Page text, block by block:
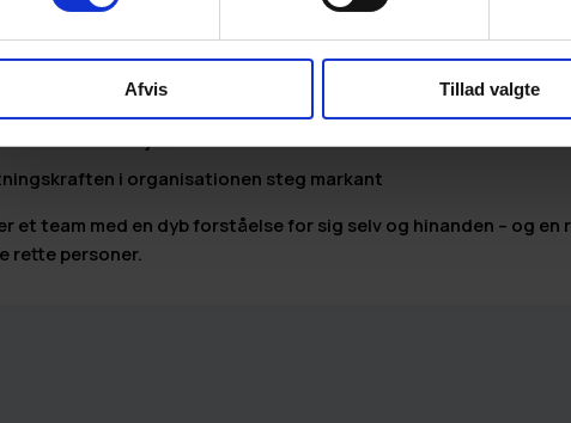
Afvis Tillad valgte
kombination af individuel indsigt og talentbaseret rekruttering
styrker spillede sammen. Det betød:
onboarding
samarbejde
i organisationen steg markant
et team med en dyb forståelse for sig selv og hinanden – og
rette personer.